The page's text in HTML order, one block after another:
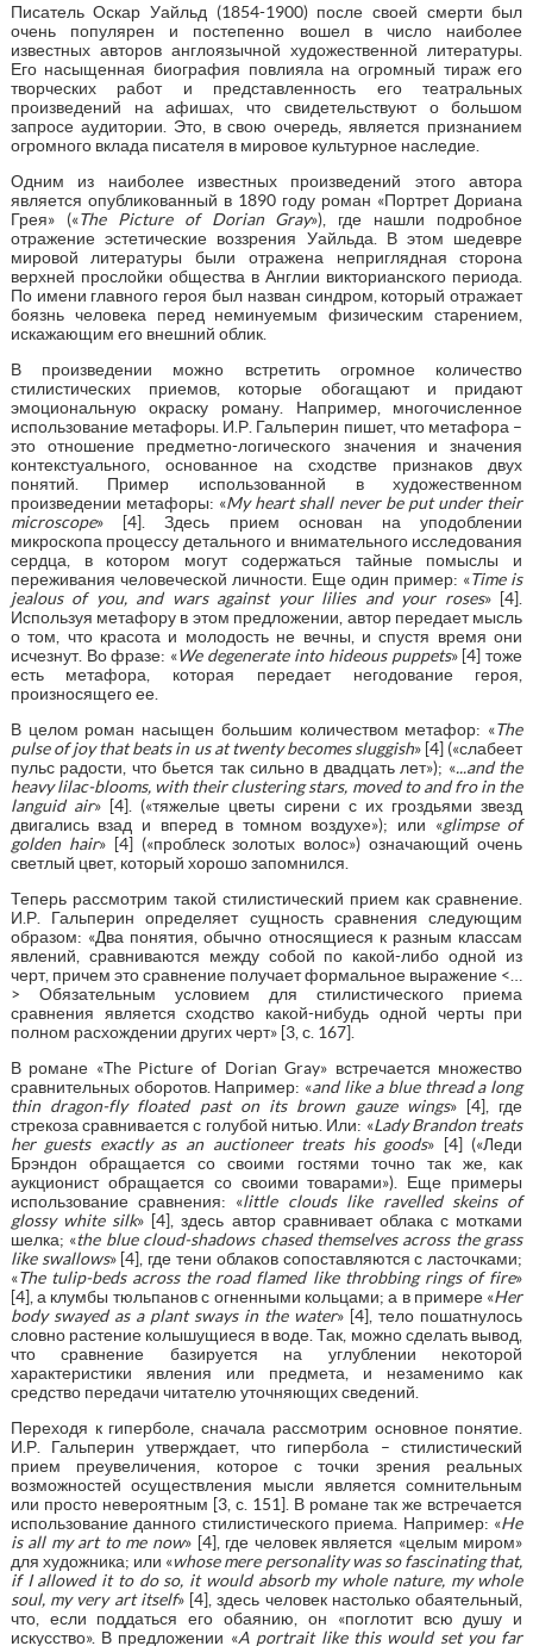
Писатель Оскар Уайльд (1854-1900) после своей смерти был
очень популярен и постепенно вошел в число наиболее
известных авторов англоязычной художественной литературы.
Его насыщенная биография повлияла на огромный тираж его
творческих работ и представленность его театральных
произведений на афишах, что свидетельствуют о большом
запросе аудитории. Это, в свою очередь, является признанием
огромного вклада писателя в мировое культурное наследие.
Одним из наиболее известных произведений этого автора
является опубликованный в 1890 году роман «Портрет Дориана
Грея» («The Picture of Dorian Gray»), где нашли подробное
отражение эстетические воззрения Уайльда. В этом шедевре
мировой литературы были отражена неприглядная сторона
верхней прослойки общества в Англии викторианского периода.
По имени главного героя был назван синдром, который отражает
боязнь человека перед неминуемым физическим старением,
искажающим его внешний облик.
В произведении можно встретить огромное количество
стилистических приемов, которые обогащают и придают
эмоциональную окраску роману. Например, многочисленное
использование метафоры. И.Р. Гальперин пишет, что метафора –
это отношение предметно-логического значения и значения
контекстуального, основанное на сходстве признаков двух
понятий. Пример использованной в художественном
произведении метафоры: «My heart shall never be put under their
microscope» [4]. Здесь прием основан на уподоблении
микроскопа процессу детального и внимательного исследования
сердца, в котором могут содержаться тайные помыслы и
переживания человеческой личности. Еще один пример: «Time is
jealous of you, and wars against your lilies and your roses» [4].
Используя метафору в этом предложении, автор передает мысль
о том, что красота и молодость не вечны, и спустя время они
исчезнут. Во фразе: «We degenerate into hideous puppets» [4] тоже
есть метафора, которая передает негодование героя,
произносящего ее.
В целом роман насыщен большим количеством метафор: «The
pulse of joy that beats in us at twenty becomes sluggish» [4] («слабеет
пульс радости, что бьется так сильно в двадцать лет»); «...and the
heavy lilac-blooms, with their clustering stars, moved to and fro in the
languid air» [4]. («тяжелые цветы сирени с их гроздьями звезд
двигались взад и вперед в томном воздухе»); или «glimpse of
golden hair» [4] («проблеск золотых волос») означающий очень
светлый цвет, который хорошо запомнился.
Теперь рассмотрим такой стилистический прием как сравнение.
И.Р. Гальперин определяет сущность сравнения следующим
образом: «Два понятия, обычно относящиеся к разным классам
явлений, сравниваются между собой по какой-либо одной из
черт, причем это сравнение получает формальное выражение <…
> Обязательным условием для стилистического приема
сравнения является сходство какой-нибудь одной черты при
полном расхождении других черт» [3, с. 167].
В романе «The Picture of Dorian Gray» встречается множество
сравнительных оборотов. Например: «and like a blue thread a long
thin dragon-fly floated past on its brown gauze wings» [4], где
стрекоза сравнивается с голубой нитью. Или: «Lady Brandon treats
her guests exactly as an auctioneer treats his goods» [4] («Леди
Брэндон обращается со своими гостями точно так же, как
аукционист обращается со своими товарами»). Еще примеры
использование сравнения: «little clouds like ravelled skeins of
glossy white silk» [4], здесь автор сравнивает облака с мотками
шелка; «the blue cloud-shadows chased themselves across the grass
like swallows» [4], где тени облаков сопоставляются с ласточками;
«The tulip-beds across the road flamed like throbbing rings of fire»
[4], а клумбы тюльпанов с огненными кольцами; а в примере «Her
body swayed as a plant sways in the water» [4], тело пошатнулось
словно растение колышущиеся в воде. Так, можно сделать вывод,
что сравнение базируется на углублении некоторой
характеристики явления или предмета, и незаменимо как
средство передачи читателю уточняющих сведений.
Переходя к гиперболе, сначала рассмотрим основное понятие.
И.Р. Гальперин утверждает, что гипербола – стилистический
прием преувеличения, которое с точки зрения реальных
возможностей осуществления мысли является сомнительным
или просто невероятным [3, с. 151]. В романе так же встречается
использование данного стилистического приема. Например: «He
is all my art to me now» [4], где человек является «целым миром»
для художника; или «whose mere personality was so fascinating that,
if I allowed it to do so, it would absorb my whole nature, my whole
soul, my very art itself» [4], здесь человек настолько обаятельный,
что, если поддаться его обаянию, он «поглотит всю душу и
искусство». В предложении «A portrait like this would set you far